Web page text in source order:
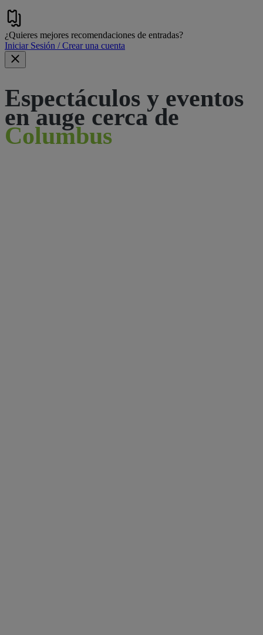
¿Quieres mejores recomendaciones de entradas?
Iniciar Sesión / Crear una cuenta
Espectáculos y eventos
en auge cerca de
Columbus